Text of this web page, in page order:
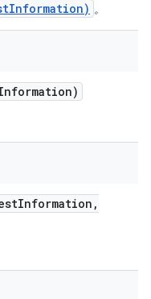
。
Information ,